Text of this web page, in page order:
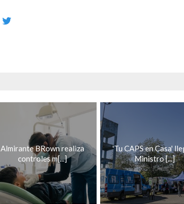
Almirante BRown realiza
controles m[...]
'Tu CAPS en Casa'
Ministro [...]